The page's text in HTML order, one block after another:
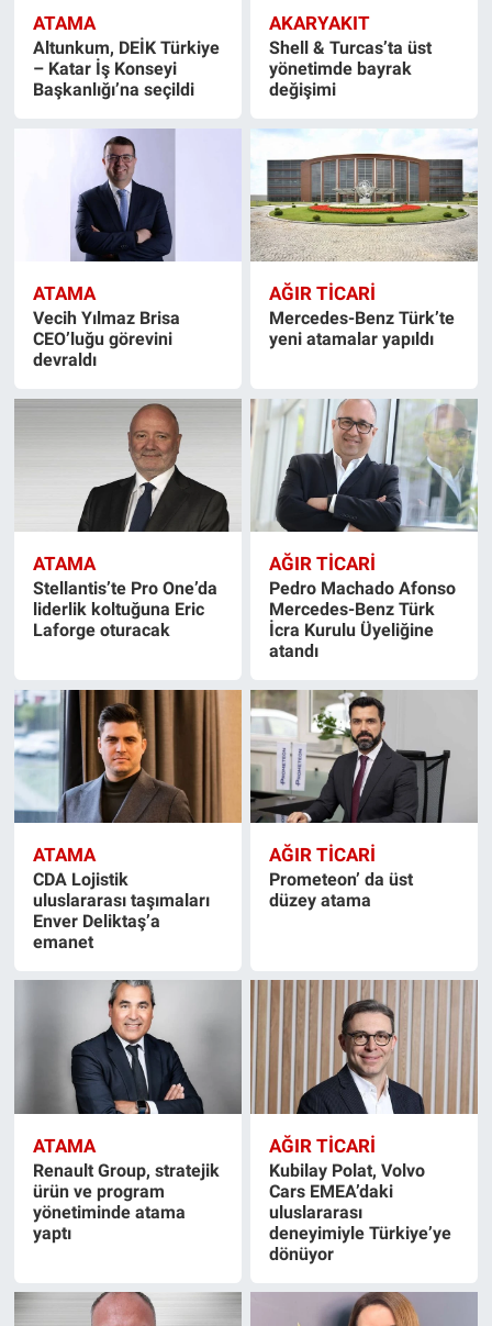
ATAMA
Altunkum, DEİK Türkiye
– Katar İş Konseyi
Başkanlığı’na seçildi
AKARYAKIT
Shell & Turcas’ta üst
yönetimde bayrak
değişimi
ATAMA
Vecih Yılmaz Brisa
CEO’luğu görevini
devraldı
AĞIR TİCARİ
Mercedes-Benz Türk’te
yeni atamalar yapıldı
ATAMA
Stellantis’te Pro One’da
liderlik koltuğuna Eric
Laforge oturacak
AĞIR TİCARİ
Pedro Machado Afonso
Mercedes-Benz Türk
İcra Kurulu Üyeliğine
atandı
ATAMA
CDA Lojistik
uluslararası taşımaları
Enver Deliktaş’a
emanet
AĞIR TİCARİ
Prometeon’ da üst
düzey atama
ATAMA
Renault Group, stratejik
ürün ve program
yönetiminde atama
yaptı
AĞIR TİCARİ
Kubilay Polat, Volvo
Cars EMEA’daki
uluslararası
deneyimiyle Türkiye’ye
dönüyor